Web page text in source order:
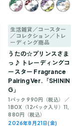
生活雑貨／コースター
／コレクション／トレ
ーディング商品
うたの☆プリンスさま
っ♪ トレーディングコ
ースター Fragrance
Pairing Ver.「SHININ
G」
1パック 990円（税込） ／
1BOX（12パック入り）11,
880円（税込）
2026年8月21日(金)